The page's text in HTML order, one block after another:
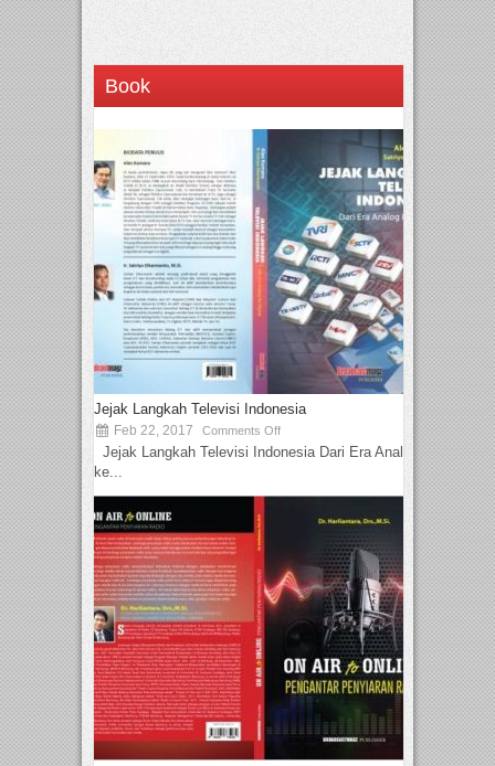
Book
Jejak Langkah Televisi Indonesia
Feb 22, 2017 Comments Off
Jejak Langkah Televisi Indonesia Dari Era Analog
ke...